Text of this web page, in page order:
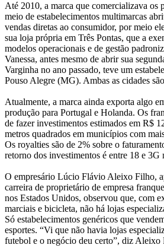
Até 2010, a marca que comercializava os
meio de estabelecimentos multimarcas
vendas diretas ao consumidor, por meio
sua loja própria em Três Pontas, que a
modelos operacionais e de gestão
Vanessa, antes mesmo de abrir sua
Varginha no ano passado, teve um
Pouso Alegre (MG). Ambas as cidades
Atualmente, a marca ainda exporta algo
produção para Portugal e Holanda. Os
de fazer investimentos estimados em R$
metros quadrados em municípios com
Os royalties são de 2% sobre o
retorno dos investimentos é entre 18 e 3G
O empresário Lúcio Flávio Aleixo Filho,
carreira de proprietário de empresa
nos Estados Unidos, observou que, com
marciais e bicicleta, não há lojas
Só estabelecimentos genéricos que
esportes. “Vi que não havia lojas
futebol e o negócio deu certo”, diz Aleixo